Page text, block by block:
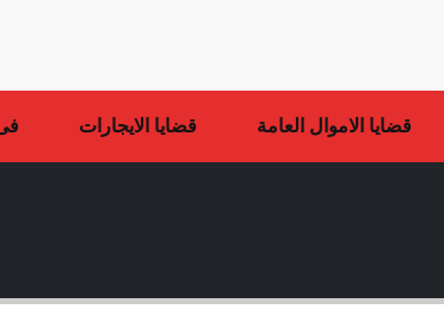
قضايا الاموال العامة قضايا الايجارات